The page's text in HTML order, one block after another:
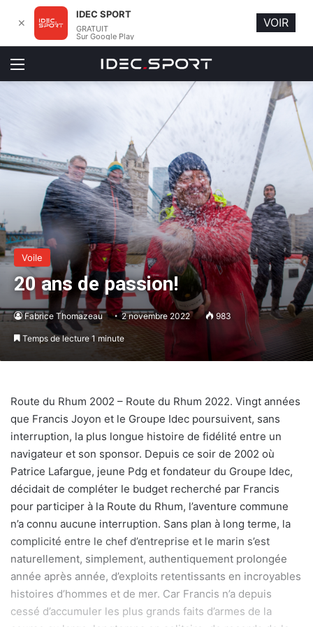
Menu
Voile
20 ans de passion!
Fabrice Thomazeau 2 novembre 2022 983
Temps de lecture 1 minute
‪Route du Rhum 2002 – Route du Rhum 2022. Vingt années
que Francis Joyon et le Groupe Idec poursuivent, sans
interruption, la plus longue histoire de fidélité entre un
navigateur et son sponsor. Depuis ce soir de 2002 où
Patrice Lafargue, jeune Pdg et fondateur du Groupe Idec,
‬décidait de compléter le budget recherché par Francis
pour participer à la Route du Rhum, l’aventure commune
n’a connu aucune interruption. Sans plan à long terme, la
complicité entre le chef d’entreprise et le marin s’est
naturellement, simplement, authentiquement prolongée
année après année, d’exploits retentissants en incroyables
histoires d’hommes et de mer. Car Francis n’a depuis
cessé d’accumuler les plus grands faits d’armes de la
✕
IDEC SPORT
GRATUIT
Sur Google Play
VOIR